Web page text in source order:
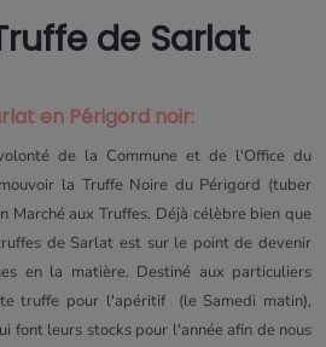
de Sarlat
en Périgord noir:
de la Commune et de l'Office du
la Truffe Noire du Périgord (tuber
Marché aux Truffes. Déjà célèbre bien que
de Sarlat est sur le point de devenir
en la matière. Destiné aux particuliers
truffe pour l'apéritif (le Samedi matin),
font leurs stocks pour l'année afin de nous